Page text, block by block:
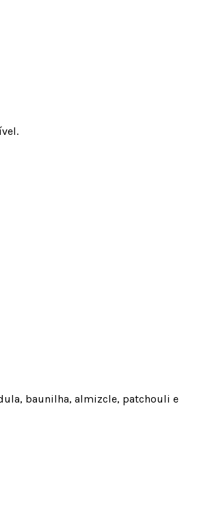
baunilha, almizcle, patchouli e